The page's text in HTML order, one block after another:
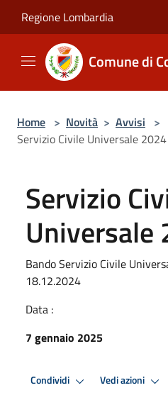
Regione Lombardia
Comune di
Home > Novità > Avvisi >
Servizio Civile Universale 2024
Servizio
Universale
Bando Servizio Civile
18.12.2024
Data :
7 gennaio 2025
Condividi Vedi azioni